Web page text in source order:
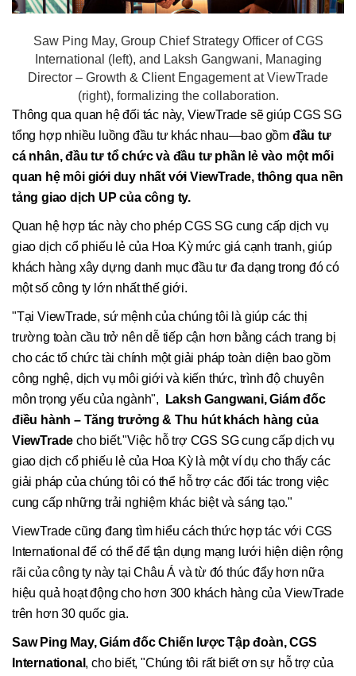
Saw Ping May, Group Chief Strategy Officer of CGS
International (left), and Laksh Gangwani, Managing
Director – Growth & Client Engagement at ViewTrade
(right), formalizing the collaboration.
Thông qua quan hệ đối tác này, ViewTrade sẽ giúp CGS SG
tổng hợp nhiều luồng đầu tư khác nhau—bao gồm đầu tư
cá nhân, đầu tư tổ chức và đầu tư phần lẻ vào một mối
quan hệ môi giới duy nhất với ViewTrade, thông qua nền
tảng giao dịch UP của công ty.
Quan hệ hợp tác này cho phép CGS SG cung cấp dịch vụ
giao dịch cổ phiếu lẻ của Hoa Kỳ mức giá cạnh tranh, giúp
khách hàng xây dựng danh mục đầu tư đa dạng trong đó có
một số công ty lớn nhất thế giới.
"Tại ViewTrade, sứ mệnh của chúng tôi là giúp các thị
trường toàn cầu trở nên dễ tiếp cận hơn bằng cách trang bị
cho các tổ chức tài chính một giải pháp toàn diện bao gồm
công nghệ, dịch vụ môi giới và kiến thức, trình độ chuyên
môn trọng yếu của ngành",
Laksh Gangwani, Giám đốc
điều hành – Tăng trưởng & Thu hút khách hàng của
ViewTrade cho biết."Việc hỗ trợ CGS SG cung cấp dịch vụ
giao dịch cổ phiếu lẻ của Hoa Kỳ là một ví dụ cho thấy các
giải pháp của chúng tôi có thể hỗ trợ các đối tác trong việc
cung cấp những trải nghiệm khác biệt và sáng tạo."
ViewTrade cũng đang tìm hiểu cách thức hợp tác với CGS
International để có thể để tận dụng mạng lưới hiện diện rộng
rãi của công ty này tại Châu Á và từ đó thúc đẩy hơn nữa
hiệu quả hoạt động cho hơn 300 khách hàng của ViewTrade
trên hơn 30 quốc gia.
Saw Ping May, Giám đốc Chiến lược Tập đoàn, CGS
International , cho biết, "Chúng tôi rất biết ơn sự hỗ trợ của